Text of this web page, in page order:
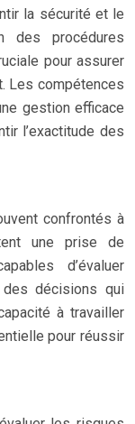
la sécurité et le
des procédures
pour assurer
Les compétences
gestion efficace
l’exactitude des
confrontés à
une prise de
d’évaluer
décisions qui
à travailler
pour réussir